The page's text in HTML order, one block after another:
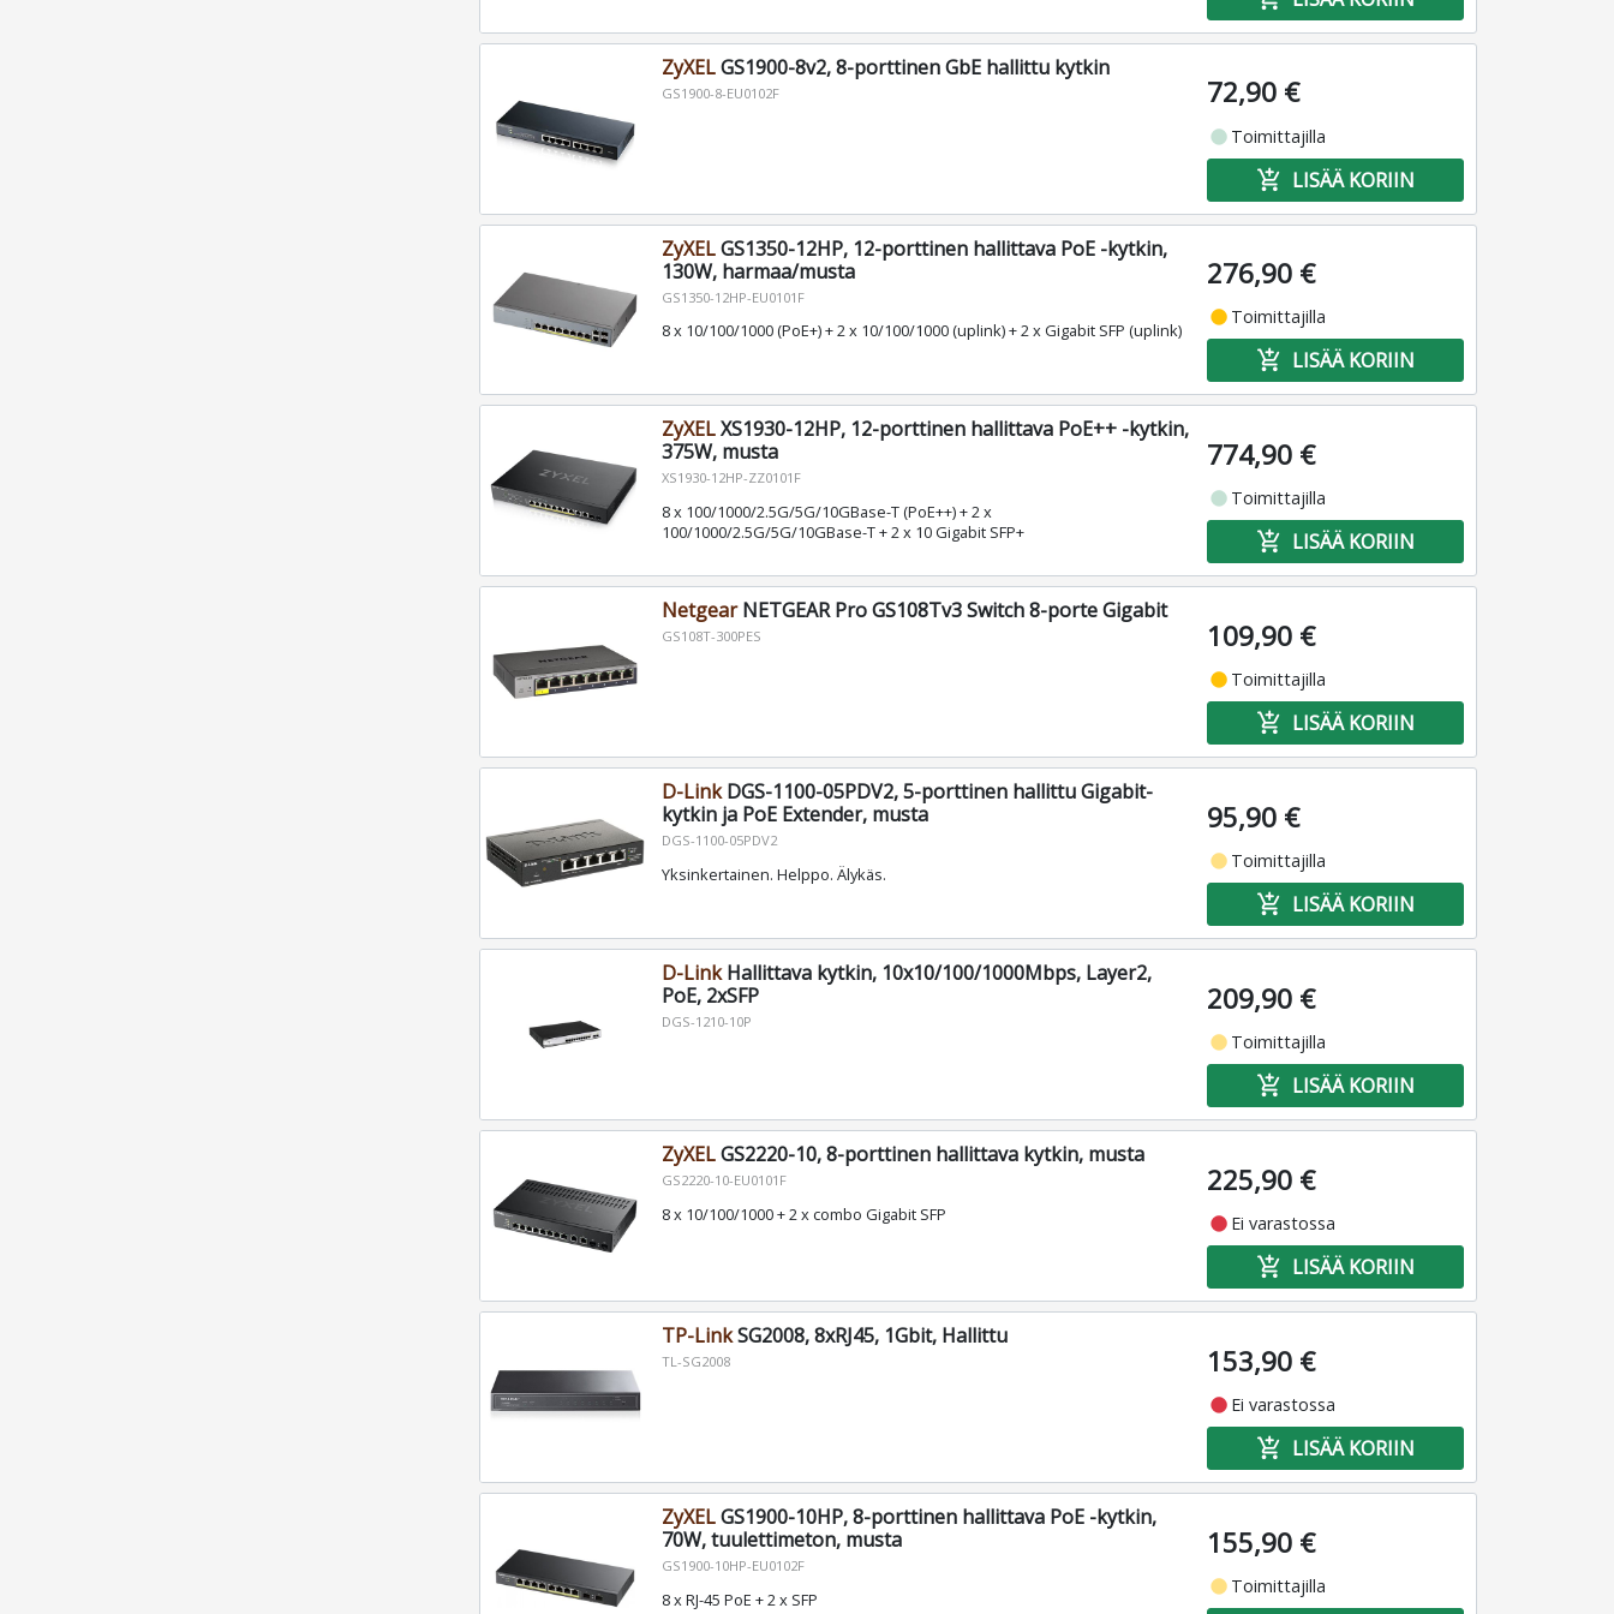
ZyXELGS1900-8v2, 8-porttinen GbE hallittu kytkin
GS1900-8-EU0102F 72,90 €
fiber_manual_record Toimittajilla
add_shopping_cart LISÄÄ KORIIN
ZyXELGS1350-12HP, 12-porttinen hallittava PoE -kytkin,
130W, harmaa/musta
GS1350-12HP-EU0101F
8 x 10/100/1000 (PoE+) + 2 x 10/100/1000 (uplink) + 2 x Gigabit SFP (uplink)
276,90 €
fiber_manual_record Toimittajilla
add_shopping_cart LISÄÄ KORIIN
ZyXELXS1930-12HP, 12-porttinen hallittava PoE++ -kytkin,
375W, musta
XS1930-12HP-ZZ0101F
8 x 100/1000/2.5G/5G/10GBase-T (PoE++) + 2 x
100/1000/2.5G/5G/10GBase-T + 2 x 10 Gigabit SFP+
774,90 €
fiber_manual_record Toimittajilla
add_shopping_cart LISÄÄ KORIIN
NetgearNETGEAR Pro GS108Tv3 Switch 8-porte Gigabit
GS108T-300PES 109,90 €
fiber_manual_record Toimittajilla
add_shopping_cart LISÄÄ KORIIN
D-LinkDGS-1100-05PDV2, 5-porttinen hallittu Gigabit-
kytkin ja PoE Extender, musta
DGS-1100-05PDV2
Yksinkertainen. Helppo. Älykäs.
95,90 €
fiber_manual_record Toimittajilla
add_shopping_cart LISÄÄ KORIIN
D-LinkHallittava kytkin, 10x10/100/1000Mbps, Layer2,
PoE, 2xSFP
DGS-1210-10P
209,90 €
fiber_manual_record Toimittajilla
add_shopping_cart LISÄÄ KORIIN
ZyXELGS2220-10, 8-porttinen hallittava kytkin, musta
GS2220-10-EU0101F
8 x 10/100/1000 + 2 x combo Gigabit SFP
225,90 €
fiber_manual_record Ei varastossa
add_shopping_cart LISÄÄ KORIIN
TP-LinkSG2008, 8xRJ45, 1Gbit, Hallittu
TL-SG2008 153,90 €
fiber_manual_record Ei varastossa
add_shopping_cart LISÄÄ KORIIN
ZyXELGS1900-10HP, 8-porttinen hallittava PoE -kytkin,
70W, tuulettimeton, musta
GS1900-10HP-EU0102F
8 x RJ-45 PoE + 2 x SFP
155,90 €
fiber_manual_record Toimittajilla